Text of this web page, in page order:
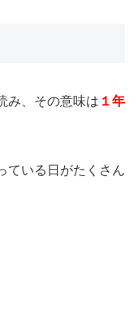
み、その意味は １年
ている日がたくさん